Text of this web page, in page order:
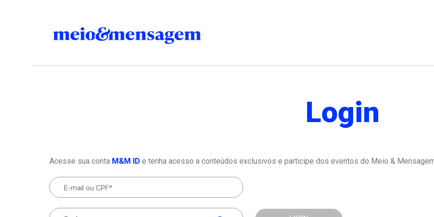
Login
Acesse sua conta M&M ID e tenha acesso a conteúdos exclusivos e participe dos eventos do Meio &